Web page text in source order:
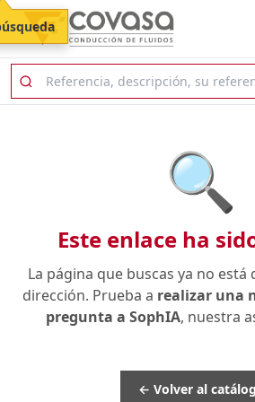
🔍
Este enlace ha
La página que buscas ya no está
dirección. Prueba a realizar una
pregunta a SophIA, nuestra
← Volver al